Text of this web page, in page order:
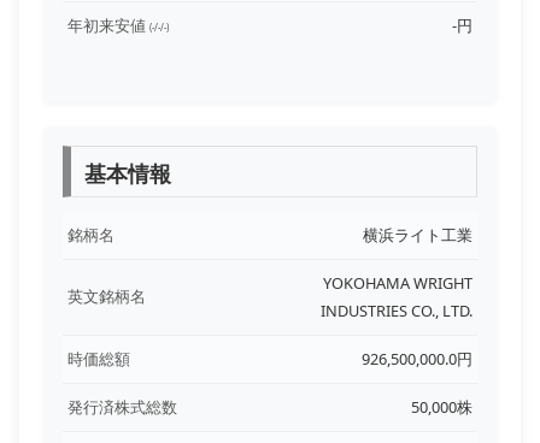
年初来安値 (-/-/-) -円
基本情報
銘柄名 横浜ライト工業
英文銘柄名
YOKOHAMA WRIGHT
INDUSTRIES CO., LTD.
時価総額 926,500,000.0円
発行済株式総数 50,000株